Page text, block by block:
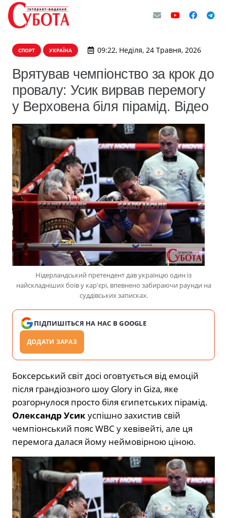
СПОРТ УКРАЇНА 09:22, Неділя, 24 Травня, 2026
Врятував чемпіонство за крок до
провалу: Усик вирвав перемогу
у Верховена біля пірамід. Відео
Нідерландський претендент дав українцю один із
найскладніших боїв у кар'єрі, впевнено забираючи раунди на
суддівських записках.
ПІДПИШІТЬСЯ НА НАС В GOOGLE
ДОДАТИ ЗАРАЗ
Боксерський світ досі оговтується від емоцій
після грандіозного шоу Glory in Giza, яке
розгорнулося просто біля єгипетських пірамід.
Олександр Усикуспішно захистив свій
чемпіонський пояс WBC у хевівейті, але ця
перемога далася йому неймовірною ціною.